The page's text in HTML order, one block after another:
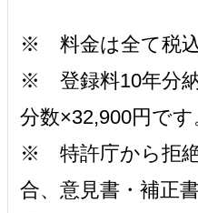
※ 料金は全て税込
※ 登録料10年分
分数×32,900円です
※ 特許庁から拒
合、意見書・補正